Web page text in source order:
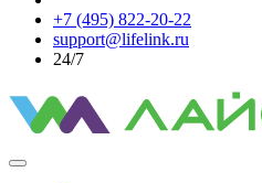
+7 (495) 822-20-22
support@lifelink.ru
24/7